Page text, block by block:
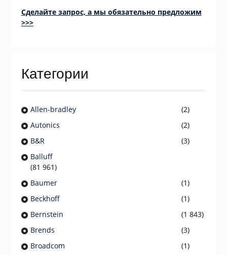
Сделайте запрос, а мы обязательно предложим
>>>
Категории
Allen-bradley
(2)
Autonics
(2)
B&R
(3)
Balluff
(81 961)
Baumer
(1)
Beckhoff
(1)
Bernstein
(1 843)
Brends
(3)
Broadcom
(1)